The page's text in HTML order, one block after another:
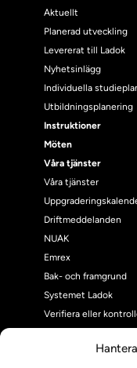
Aktuellt
Planerad utveckling
Levererat till Ladok
Nyhetsinlägg
Individuella
Utbildningsplanering
Instruktioner
Möten
Våra tjänster
Våra tjänster
Driftmeddelanden
NUAK
Emrex
Bak- och framgrund
Systemet Ladok
Verifiera eller